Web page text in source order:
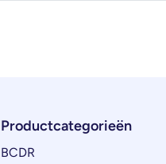
Productcategorieën
BCDR